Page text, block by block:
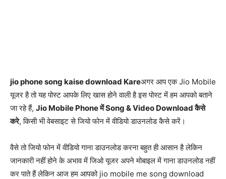
jio phone song kaise download Kareअगर आप एक Jio Mobile
यूजर है तो यह पोस्ट आपके लिए खास होने वाली है इस पोस्ट में हम आपको बताने
जा रहे हैं, Jio Mobile Phone में Song & Video Download कैसे
करे, किसी भी वेबसाइट से जियो फोन में वीडियो डाउनलोड कैसे करें।
वैसे तो जियो फोन में वीडियो गाना डाउनलोड करना बहुत ही आसान है लेकिन
जानकारी नहीं होने के अभाव में जिओ यूजर अपने मोबाइल में गाना डाउनलोड नहीं
कर पाते हैं लेकिन आज हम आपको jio mobile me song download